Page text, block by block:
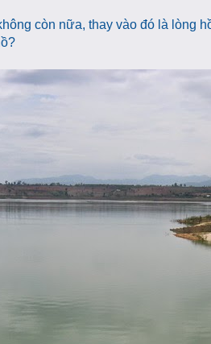
còn nữa, thay vào đó là lòng